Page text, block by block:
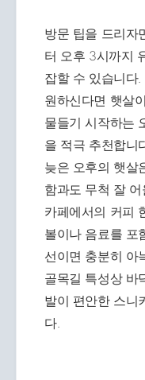
방문 팁을 드리자
터 오후 3시까지
잡할 수 있습니다
원하신다면 햇살
물들기 시작하는
을 적극 추천합니
늦은 오후의 햇살
함과도 무척 잘
카페에서의 커피
볼이나 음료를 포
선이면 충분히 아
골목길 특성상 바
발이 편안한 스니
다.